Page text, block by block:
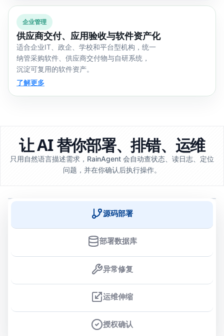
企业管理
供应商交付、应用验收与软件资产化
适合企业IT、政企、学校和平台型机构，统一
纳管采购软件、供应商交付物与自研系统，
沉淀可复用的软件资产。
了解更多
让 AI 替你部署、排错、运维
只用自然语言描述需求，RainAgent 会自动查状态、读日志、定位
问题，并在你确认后执行操作。
源码部署
部署数据库
异常修复
运维伸缩
授权确认